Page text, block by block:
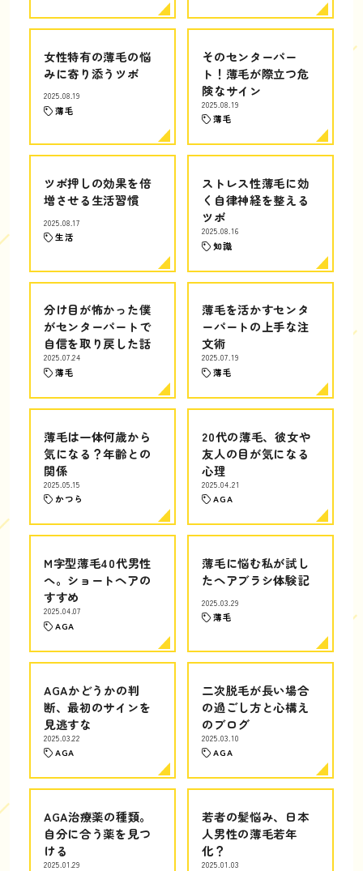
女性特有の薄毛の悩
みに寄り添うツボ
2025.08.19
薄毛
そのセンターパー
ト！薄毛が際立つ危
険なサイン
2025.08.19
薄毛
ツボ押しの効果を倍
増させる生活習慣
2025.08.17
生活
ストレス性薄毛に効
く自律神経を整える
ツボ
2025.08.16
知識
分け目が怖かった僕
がセンターパートで
自信を取り戻した話
2025.07.24
薄毛
薄毛を活かすセンタ
ーパートの上手な注
文術
2025.07.19
薄毛
薄毛は一体何歳から
気になる？年齢との
関係
2025.05.15
かつら
20代の薄毛、彼女や
友人の目が気になる
心理
2025.04.21
AGA
M字型薄毛40代男性
へ。ショートヘアの
すすめ
2025.04.07
AGA
薄毛に悩む私が試し
たヘアブラシ体験記
2025.03.29
薄毛
AGAかどうかの判
断、最初のサインを
見逃すな
2025.03.22
AGA
二次脱毛が長い場合
の過ごし方と心構え
のブログ
2025.03.10
AGA
AGA治療薬の種類。
自分に合う薬を見つ
ける
2025.01.29
若者の髪悩み、日本
人男性の薄毛若年
化？
2025.01.03